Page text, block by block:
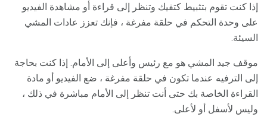
إذا كنت تقوم بتثبيط كتفيك وتنظر إلى قراءة أو مشاهدة الفيديو
على وحدة التحكم في حلقة مفرغة ، فإنك تعزز عادات المشي
السيئة.
موقف جيد المشي هو مع رئيس وأعلى إلى الأمام. إذا كنت بحاجة
إلى الترفيه عندما تكون في حلقة مفرغة ، ضع الفيديو أو مادة
القراءة الخاصة بك حتى أنت تنظر إلى الأمام مباشرة في ذلك ،
وليس لأسفل أو لأعلى.